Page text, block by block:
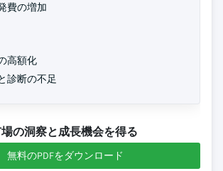
費の増加
高額化
診断の不足
の洞察と成長機会を得る
無料のPDFをダウンロード